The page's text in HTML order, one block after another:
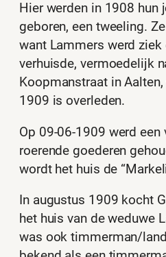
Hier werden in 1908 hun
geboren, een tweeling.
want Lammers werd ziek
verhuisde, vermoedelijk
Koopmanstraat in
1909 is overleden.
Op 09-06-1909 werd een
roerende goederen
wordt het huis de
In augustus 1909 kocht
het huis van de weduwe
was ook timmerman/